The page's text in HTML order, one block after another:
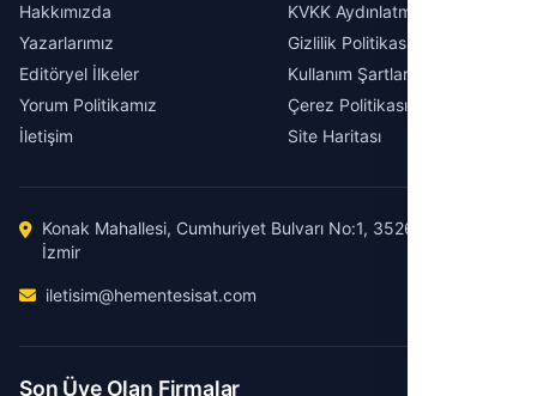
Hakkımızda
Yazarlarımız
Editöryel İlkeler
Yorum Politikamız
İletişim
KVKK Aydınlatma Metni
Gizlilik Politikası
Kullanım Şartları
Çerez Politikası
Site Haritası
Konak Mahallesi, Cumhuriyet Bulvarı No:1, 35260 Konak /
İzmir
iletisim@hementesisat.com
Son Üye Olan Firmalar